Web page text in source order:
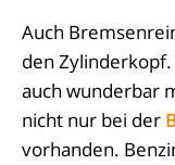
Auch
den
auch wunderbar
nicht nur bei der
vorhanden.